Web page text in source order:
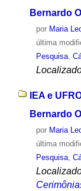
Bernardo
por Maria
última
Pesquisa,
IEA e
Bernardo
por Maria
última
Pesquisa,